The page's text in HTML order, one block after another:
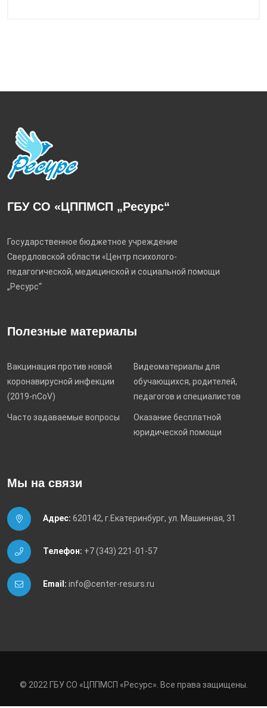
ГБУ СО «ЦППМСП „Ресурс“
Государственное бюджетное учреждение
Свердловской области «Центр психолого-
педагогической, медицинской и социальной помощи
„Ресурс“
Полезные материалы
Вакцинация против новой
коронавирусной инфекции
(2019-nCoV)
Видеоматериалы для
обучающихся, родителей,
педагогов и специалистов
Часто задаваемые вопросы
Оказание бесплатной
юридической помощи
Мы на связи
Адрес: 620142, г.Екатеринбург, ул. Машинная, 31
Телефон: +7 (343) 221-01-57
Email: info@center-resurs.ru
© 2022 ГБУ СО «ЦППМСП «Ресурс». Все права защищены.